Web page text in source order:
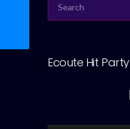
FOR:
Ecoute Hit Party